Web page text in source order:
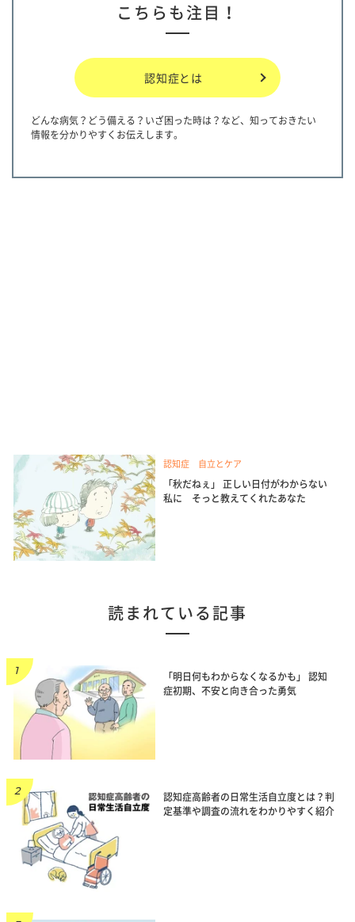
こちらも注目！
認知症とは
どんな病気？どう備える？いざ困った時は？など、知っておきたい
情報を分かりやすくお伝えします。
認知症 自立とケア
「秋だねぇ」 正しい日付がわからない
私に そっと教えてくれたあなた
読まれている記事
「明日何もわからなくなるかも」 認知
症初期、不安と向き合った勇気
認知症高齢者の日常生活自立度とは？判
定基準や調査の流れをわかりやすく紹介